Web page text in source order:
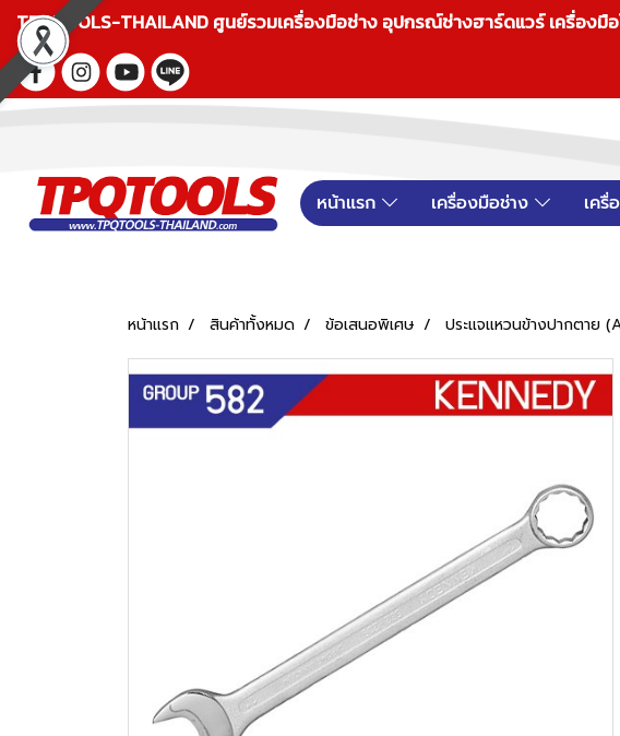
TPQTOOLS-THAILAND ศูนย์รวมเครื่องมือช่าง อุปกรณ์ช่างฮาร์ดแวร์ เครื่อง
หน้าแรก เครื่องมือช่าง เครื่
หน้าแรก สินค้าทั้งหมด ข้อเสนอพิเศษ ประแจแหวนข้างปากตาย